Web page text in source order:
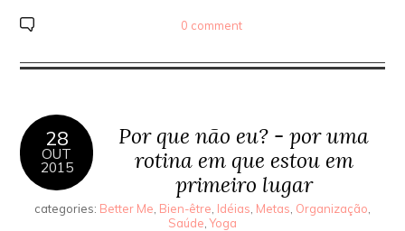
0 comment
28
OUT
2015
Por que não eu? - por uma
rotina em que estou em
primeiro lugar
categories: Better Me Bien-être Idéias Metas Organização
Saúde ,Yoga